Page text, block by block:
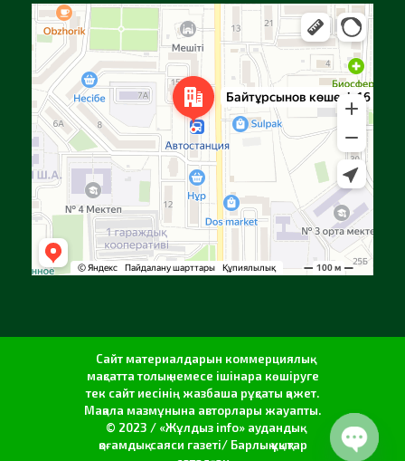
Яндекс Карталар — көлік, навигация, орындарды іздеу
Сайт материалдарын коммерциялық
мақсатта толық немесе ішінара көшіруге
тек сайт иесінің жазбаша рұқсаты қажет.
Мақала мазмұнына авторлары жауапты.
© 2023 / «Жұлдыз info» аудандық
қоғамдық-саяси газеті/ Барлық құқықтар